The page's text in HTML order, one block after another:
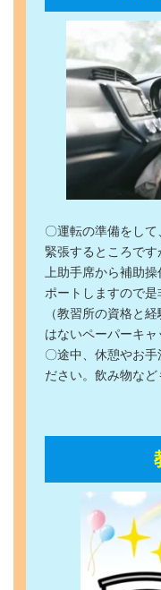
〇運転の準備をし
緊張するところで
上助手席から補助
ポートしますので是
（教習所の資格と
はないペーパーキャ
〇途中、休憩やお手
ださい。飲み物など